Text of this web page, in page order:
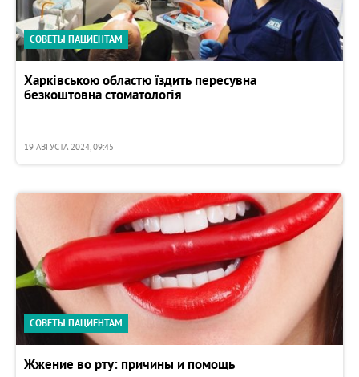
СОВЕТЫ ПАЦИЕНТАМ
Харківською областю їздить пересувна
безкоштовна стоматологія
19 АВГУСТА 2024, 09:45
СОВЕТЫ ПАЦИЕНТАМ
Жжение во рту: причины и помощь